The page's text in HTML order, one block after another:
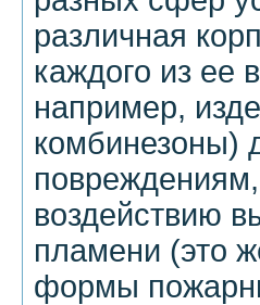
различная
каждого из ее
например,
комбинезоны)
воздействию
пламени (это
формы